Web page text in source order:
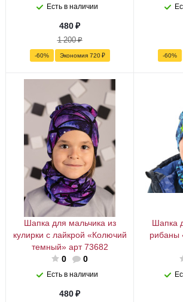
Есть в наличии
480₽
1 200₽
-60% Экономия 720₽ -60%
Шапка для мальчика из
кулирки с лайкрой «Колючий
темный» арт 73682
0
0
Есть в наличии
480₽
Шапка
рибаны